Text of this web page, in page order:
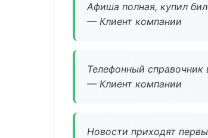
Афиша полная, купил
— Клиент компании
Телефонный справочник
— Клиент компании
Новости приходят